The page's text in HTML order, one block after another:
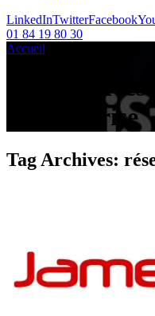
LinkedInTwitterFacebook
01 84 19 80 30
Accueil
Tag Archives:
d’entreprise
Tag Archives: